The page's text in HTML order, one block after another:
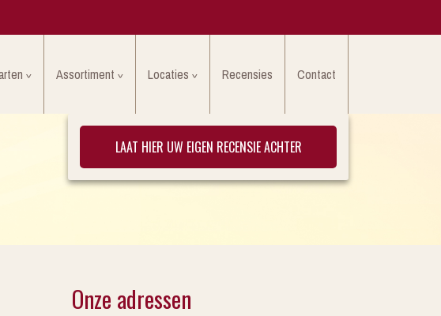
Assortiment Locaties Recensies Contact
LAAT HIER UW EIGEN RECENSIE ACHTER
Onze adressen